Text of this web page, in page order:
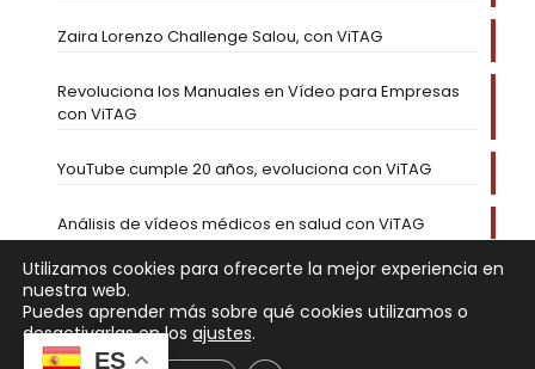
Zaira Lorenzo Challenge Salou, con ViTAG
Revoluciona los Manuales en Vídeo para Empresas
con ViTAG
YouTube cumple 20 años, evoluciona con ViTAG
Análisis de vídeos médicos en salud con ViTAG
ES
Utilizamos cookies para ofrecerte la mejor experiencia en
nuestra web.
Puedes aprender más sobre qué cookies utilizamos o
desactivarlas en los ajustes.